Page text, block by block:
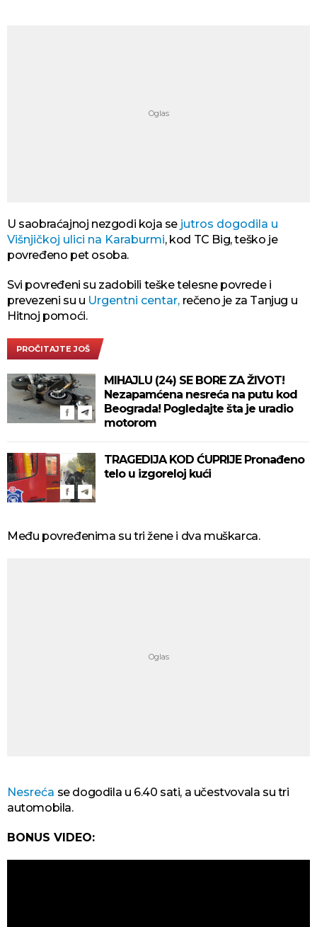
U saobraćajnoj nezgodi koja se jutros dogodila u
Višnjičkoj ulici na Karaburmi, kod TC Big, teško je
povređeno pet osoba.
Svi povređeni su zadobili teške telesne povrede i
prevezeni su u Urgentni centar, rečeno je za Tanjug u
Hitnoj pomoći.
PROČITAJTE JOŠ
MIHAJLU (24) SE BORE ZA ŽIVOT!
Nezapamćena nesreća na putu kod
Beograda! Pogledajte šta je uradio
motorom
TRAGEDIJA KOD ĆUPRIJE Pronađeno
telo u izgoreloj kući
Među povređenima su tri žene i dva muškarca.
Nesreća se dogodila u 6.40 sati, a učestvovala su tri
automobila.
BONUS VIDEO: